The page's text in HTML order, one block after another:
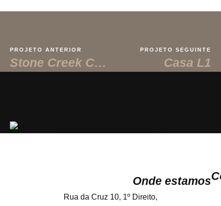
PROJETO ANTERIOR
Stone Creek Court
PROJETO SEGUINTE
Casa L1
Onde estamos
Rua da Cruz 10, 1º Direito,